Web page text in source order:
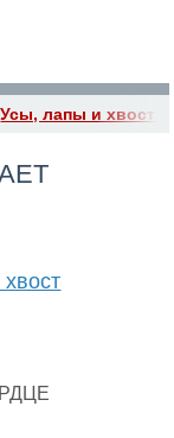
Усы, лапы и хвост